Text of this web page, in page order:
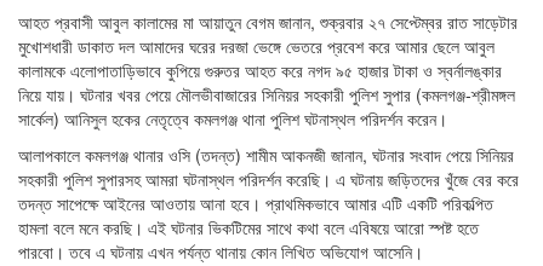
আহত প্রবাসী আবুল কালামের মা আয়াতুন বেগম জানান, শুক্রবার ২৭ সেপ্টেম্বর রাত সাড়েটার
মুখোশধারী ডাকাত দল আমাদের ঘরের দরজা ভেঙ্গে ভেতরে প্রবেশ করে আমার ছেলে আবুল
কালামকে এলোপাতাড়িভাবে কুপিয়ে গুরুতর আহত করে নগদ ৯৫ হাজার টাকা ও স্বর্নালঙ্কার
নিয়ে যায়। ঘটনার খবর পেয়ে মৌলভীবাজারের সিনিয়র সহকারী পুলিশ সুপার (কমলগঞ্জ-শ্রীমঙ্গল
সার্কেল) আনিসুল হকের নেতৃত্বে কমলগঞ্জ থানা পুলিশ ঘটনাস্থল পরিদর্শন করেন।
আলাপকালে কমলগঞ্জ থানার ওসি (তদন্ত) শামীম আকনজী জানান, ঘটনার সংবাদ পেয়ে সিনিয়র
সহকারী পুলিশ সুপারসহ আমরা ঘটনাস্থল পরিদর্শন করেছি। এ ঘটনায় জড়িতদের খুঁজে বের করে
তদন্ত সাপেক্ষে আইনের আওতায় আনা হবে। প্রাথমিকভাবে আমার এটি একটি পরিকল্পিত
হামলা বলে মনে করছি। এই ঘটনার ভিকটিমের সাথে কথা বলে এবিষয়ে আরো স্পষ্ট হতে
পারবো। তবে এ ঘটনায় এখন পর্যন্ত থানায় কোন লিখিত অভিযোগ আসেনি।